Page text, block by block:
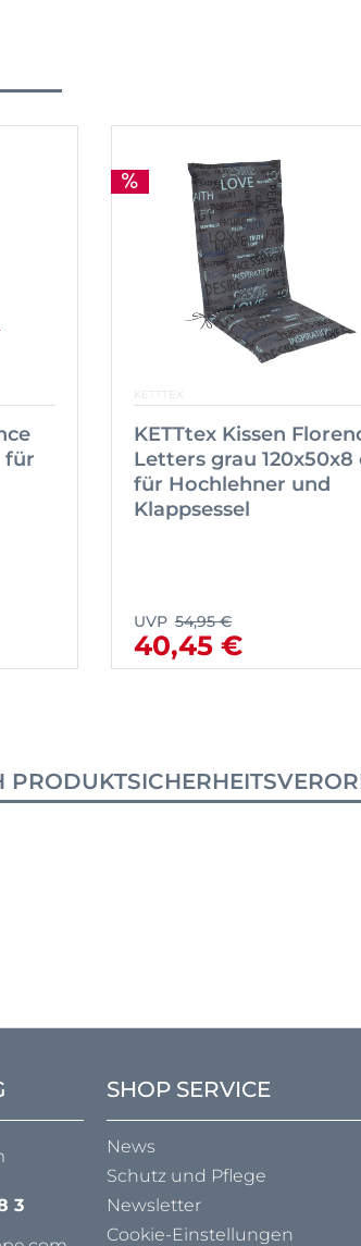
für
KETTTEX
KETTtex Kissen
Letters grau 120x50x8
für Hochlehner und
Klappsessel
UVP 54,95 €
40,45 €
3
SHOP SERVICE
News
Schutz und Pflege
Newsletter
Cookie-Einstellungen